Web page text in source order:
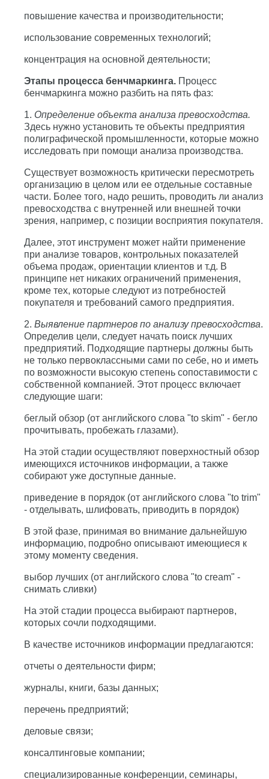
повышение качества и производительности;
использование современных технологий;
концентрация на основной деятельности;
Этапы процесса бенчмаркинга. Процесс
бенчмаркинга можно разбить на пять фаз:
1. Определение объекта анализа превосходства.
Здесь нужно установить те объекты предприятия
полиграфической промышленности, которые можно
исследовать при помощи анализа производства.
Существует возможность критически пересмотреть
организацию в целом или ее отдельные составные
части. Более того, надо решить, проводить ли анализ
превосходства с внутренней или внешней точки
зрения, например, с позиции восприятия покупателя.
Далее, этот инструмент может найти применение
при анализе товаров, контрольных показателей
объема продаж, ориентации клиентов и т.д. В
принципе нет никаких ограничений применения,
кроме тех, которые следуют из потребностей
покупателя и требований самого предприятия.
2. Выявление партнеров по анализу превосходства.
Определив цели, следует начать поиск лучших
предприятий. Подходящие партнеры должны быть
не только первоклассными сами по себе, но и иметь
по возможности высокую степень сопоставимости с
собственной компанией. Этот процесс включает
следующие шаги:
беглый обзор (от английского слова "to skim" - бегло
прочитывать, пробежать глазами).
На этой стадии осуществляют поверхностный обзор
имеющихся источников информации, а также
собирают уже доступные данные.
приведение в порядок (от английского слова "to trim"
- отделывать, шлифовать, приводить в порядок)
В этой фазе, принимая во внимание дальнейшую
информацию, подробно описывают имеющиеся к
этому моменту сведения.
выбор лучших (от английского слова "to cream" -
снимать сливки)
На этой стадии процесса выбирают партнеров,
которых сочли подходящими.
В качестве источников информации предлагаются:
отчеты о деятельности фирм;
журналы, книги, базы данных;
перечень предприятий;
деловые связи;
консалтинговые компании;
специализированные конференции, семинары,